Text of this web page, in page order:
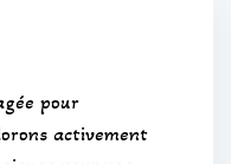
pour
activement